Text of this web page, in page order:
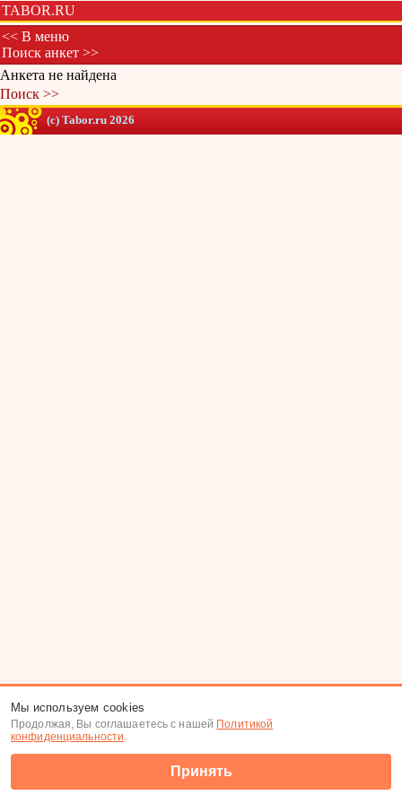
TABOR.RU
<< В меню
Поиск анкет >>
Анкета не найдена
Поиск >>
(c) Tabor.ru 2026
Мы используем cookies
Продолжая, Вы соглашаетесь с нашей Политикой
конфиденциальности.
Принять